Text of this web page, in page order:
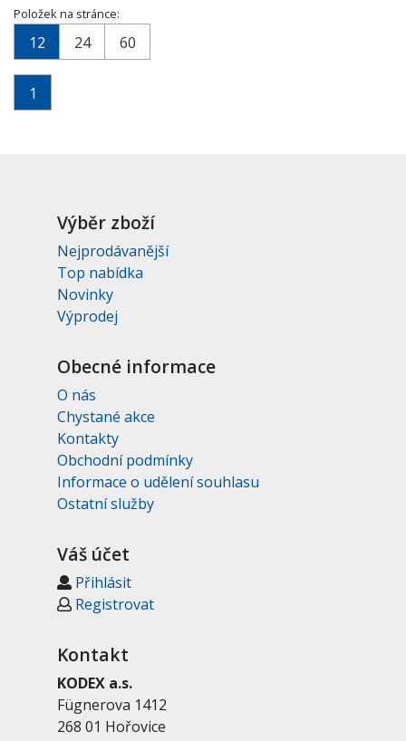
Položek na stránce:
12 24 60
1
Výběr zboží
Nejprodávanější
Top nabídka
Novinky
Výprodej
Obecné informace
O nás
Chystané akce
Kontakty
Obchodní podmínky
Informace o udělení souhlasu
Ostatní služby
Váš účet
Přihlásit
Registrovat
Kontakt
KODEX a.s.
Fügnerova 1412
268 01 Hořovice